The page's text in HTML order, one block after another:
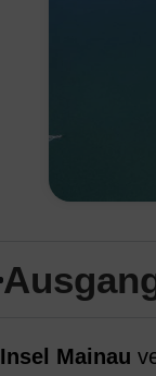
Insel Mainau